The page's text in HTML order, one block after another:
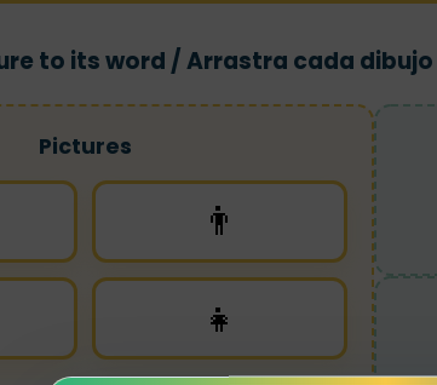
to its word / Arrastra cada
Pictures
👨
👧